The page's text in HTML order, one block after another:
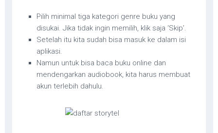
Pilih minimal tiga kategori genre buku yang
disukai. Jika tidak ingin memilih, klik saja ‘Skip’.
Setelah itu kita sudah bisa masuk ke dalam isi
aplikasi.
Namun untuk bisa baca buku online dan
mendengarkan audiobook, kita harus membuat
akun terlebih dahulu.